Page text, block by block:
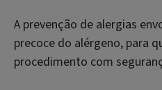
A prevenção de alergias
precoce do alérgeno, para
procedimento com